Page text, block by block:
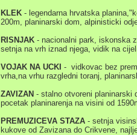
KLEK - legendarna hrvatska
200m, planinarski dom, alpinisticki
RISNJAK - nacionalni park, iskonska
setnja na vrh iznad njega, vidik na
VOJAK NA UCKI - vidkovac bez
vrha,na vrhu razgledni toranj,
ZAVIZAN - stalno otvoreni
pocetak planinarenja na visini od
PREMUZICEVA STAZA - setnja
kukove od Zavizana do Crikvene,